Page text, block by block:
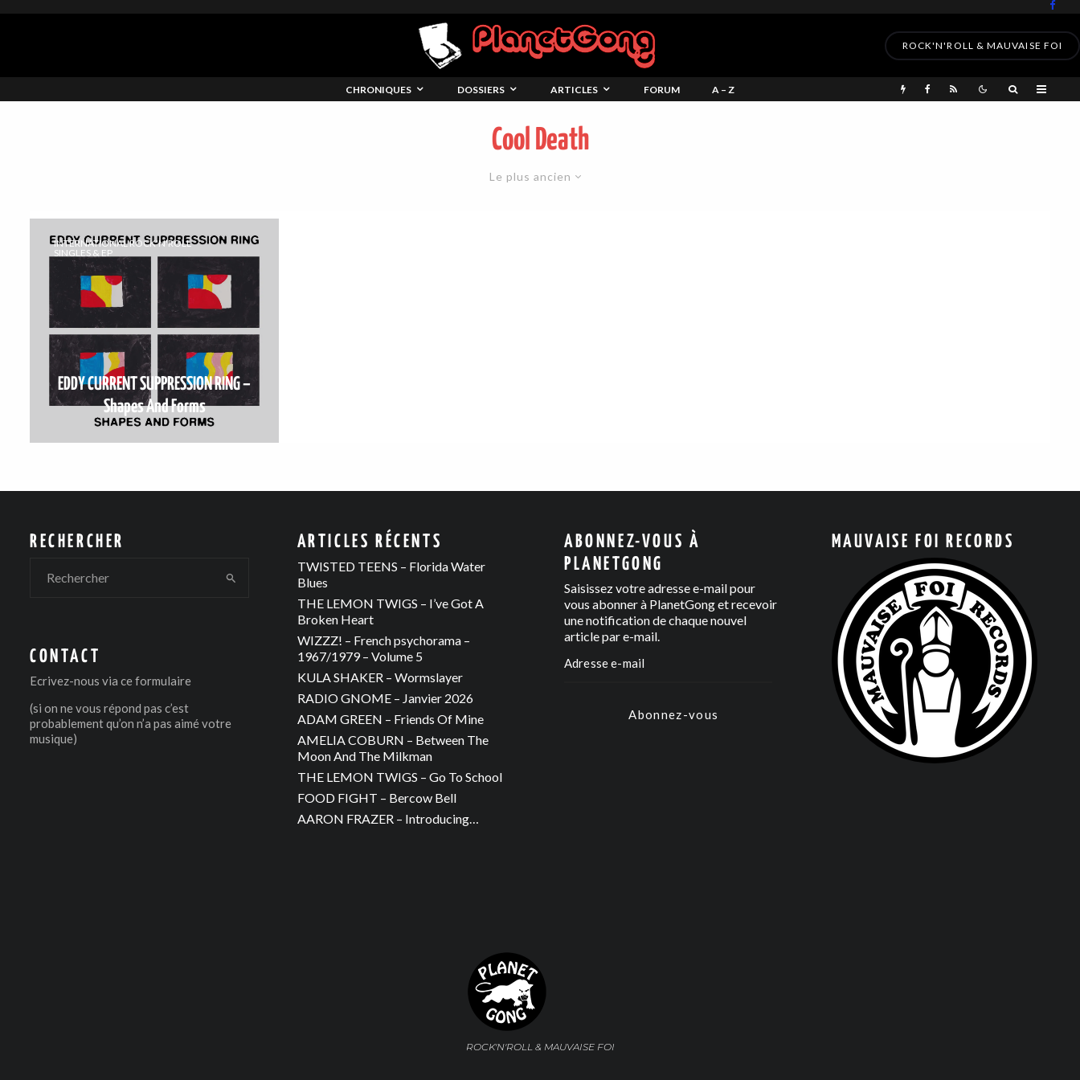
ROCK'N'ROLL & MAUVAISE FOI
CHRONIQUES DOSSIERS ARTICLES FORUM A – Z
Cool Death
Le plus ancien
INTERNATIONAL ROCK'N'ROLL
SINGLES & EP
EDDY CURRENT SUPPRESSION RING –
Shapes And Forms
RECHERCHER
CONTACT
Ecrivez-nous via ce formulaire
(si on ne vous répond pas c’est
probablement qu’on n’a pas aimé votre
musique)
ARTICLES RÉCENTS
TWISTED TEENS – Florida Water
Blues
THE LEMON TWIGS – I’ve Got A
Broken Heart
WIZZZ! – French psychorama –
1967/1979 – Volume 5
KULA SHAKER – Wormslayer
RADIO GNOME – Janvier 2026
ADAM GREEN – Friends Of Mine
AMELIA COBURN – Between The
Moon And The Milkman
THE LEMON TWIGS – Go To School
FOOD FIGHT – Bercow Bell
AARON FRAZER – Introducing…
ABONNEZ-VOUS À
PLANETGONG
Saisissez votre adresse e-mail pour
vous abonner à PlanetGong et recevoir
une notification de chaque nouvel
article par e-mail.
Abonnez-vous
MAUVAISE FOI RECORDS
ROCK'N'ROLL & MAUVAISE FOI